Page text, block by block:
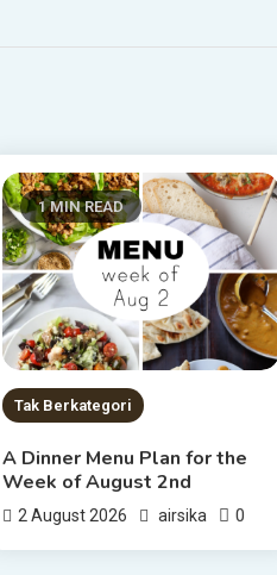
1 MIN READ
Tak Berkategori
A Dinner Menu Plan for the
Week of August 2nd
2 August 2026 airsika 0